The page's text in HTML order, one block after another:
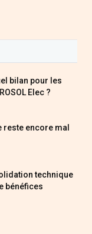
bilan pour les
Elec ?
reste encore mal
technique
bénéfices